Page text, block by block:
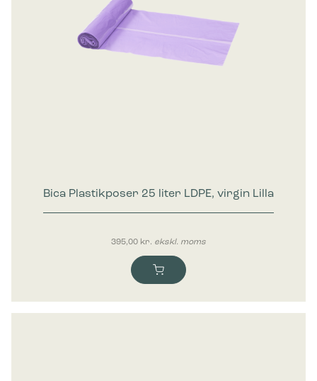
Bica Plastikposer 25 liter LDPE, virgin Lilla
395,00 kr. ekskl. moms